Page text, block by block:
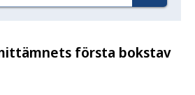
första bokstav